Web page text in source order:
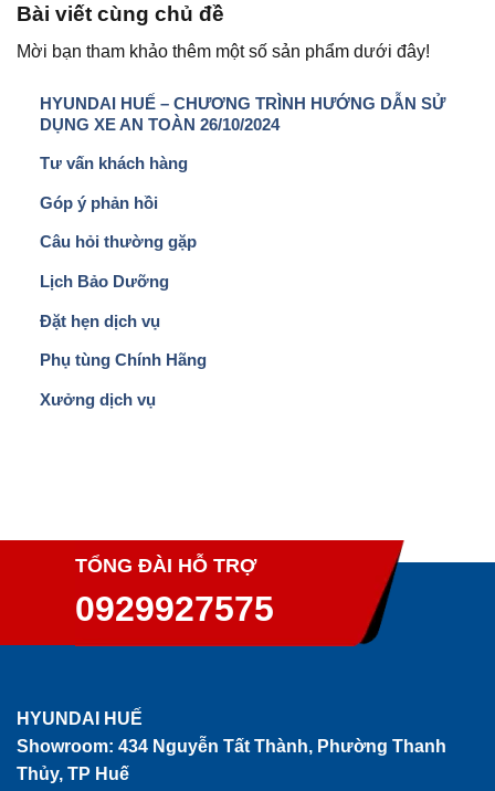
Bài viết cùng chủ đề
Mời bạn tham khảo thêm một số sản phẩm dưới đây!
HYUNDAI HUẾ – CHƯƠNG TRÌNH HƯỚNG DẪN SỬ
DỤNG XE AN TOÀN 26/10/2024
Tư vấn khách hàng
Góp ý phản hồi
Câu hỏi thường gặp
Lịch Bảo Dưỡng
Đặt hẹn dịch vụ
Phụ tùng Chính Hãng
Xưởng dịch vụ
TỔNG ĐÀI HỖ TRỢ
0929927575
HYUNDAI HUẾ
Showroom: 434 Nguyễn Tất Thành, Phường Thanh
Thủy, TP Huế